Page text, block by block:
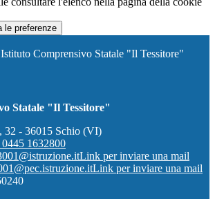
le preferenze
Istituto Comprensivo Statale "Il Tessitore"
Statale "Il Tessitore"
32 - 36015 Schio (VI)
1632800
Link per inviare una mail
Link per inviare una mail